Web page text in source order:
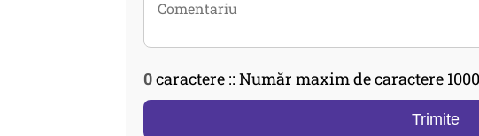
0caractere :: Număr maxim de caractere 1000
Trimite